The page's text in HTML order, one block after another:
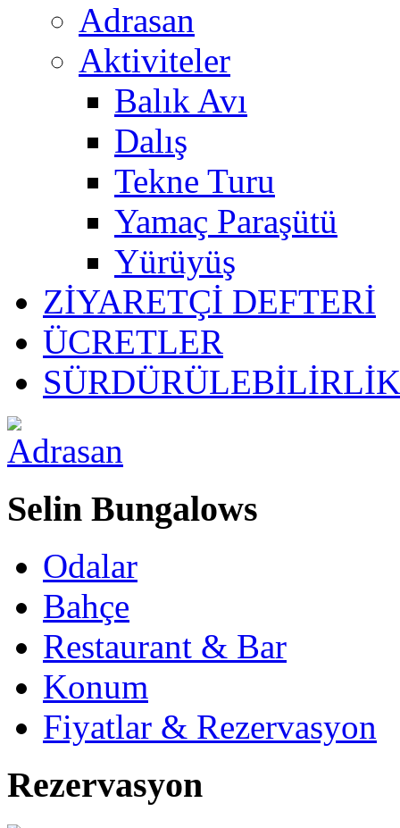
Adrasan
Aktiviteler
Balık Avı
Dalış
Tekne Turu
Yamaç Paraşütü
Yürüyüş
ZİYARETÇİ DEFTERİ
ÜCRETLER
SÜRDÜRÜLEBİLİRLİK
Selin Bungalows
Odalar
Bahçe
Restaurant & Bar
Konum
Fiyatlar & Rezervasyon
Rezervasyon